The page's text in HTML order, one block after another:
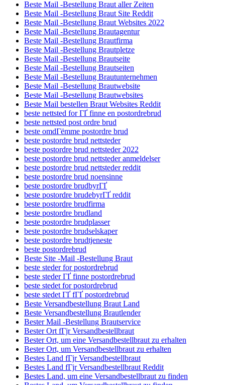
Beste Mail -Bestellung Braut aller Zeiten
Beste Mail -Bestellung Braut Site Reddit
Beste Mail -Bestellung Braut Websites 2022
Beste Mail -Bestellung Brautagentur
Beste Mail -Bestellung Brautfirma
Beste Mail -Bestellung Brautpletze
Beste Mail -Bestellung Brautseite
Beste Mail -Bestellung Brautseiten
Beste Mail -Bestellung Brautunternehmen
Beste Mail -Bestellung Brautwebsite
Beste Mail -Bestellung Brautwebsites
Beste Mail bestellen Braut Websites Reddit
beste nettsted for ГҐ finne en postordrebrud
beste nettsted post ordre brud
beste omdГёmme postordre brud
beste postordre brud nettsteder
beste postordre brud nettsteder 2022
beste postordre brud nettsteder anmeldelser
beste postordre brud nettsteder reddit
beste postordre brud noensinne
beste postordre brudbyrГҐ
beste postordre brudebyrГҐ reddit
beste postordre brudfirma
beste postordre brudland
beste postordre brudplasser
beste postordre brudselskaper
beste postordre brudtjeneste
beste postordrebrud
Beste Site -Mail -Bestellung Braut
beste steder for postordrebrud
beste steder ГҐ finne postordrebrud
beste stedet for postordrebrud
beste stedet ГҐ fГҐ postordrebrud
Beste Versandbestellung Braut Land
Beste Versandbestellung Brautlender
Bester Mail -Bestellung Brautservice
Bester Ort fГјr Versandbestellbraut
Bester Ort, um eine Versandbestellbraut zu erhalten
Bester Ort, um Versandbestellbraut zu erhalten
Bestes Land fГјr Versandbestellbraut
Bestes Land fГјr Versandbestellbraut Reddit
Bestes Land, um eine Versandbestellbraut zu finden